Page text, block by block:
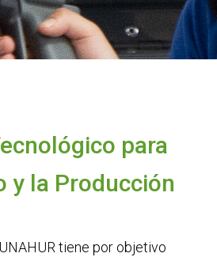
para
y la Producción
tiene por objetivo